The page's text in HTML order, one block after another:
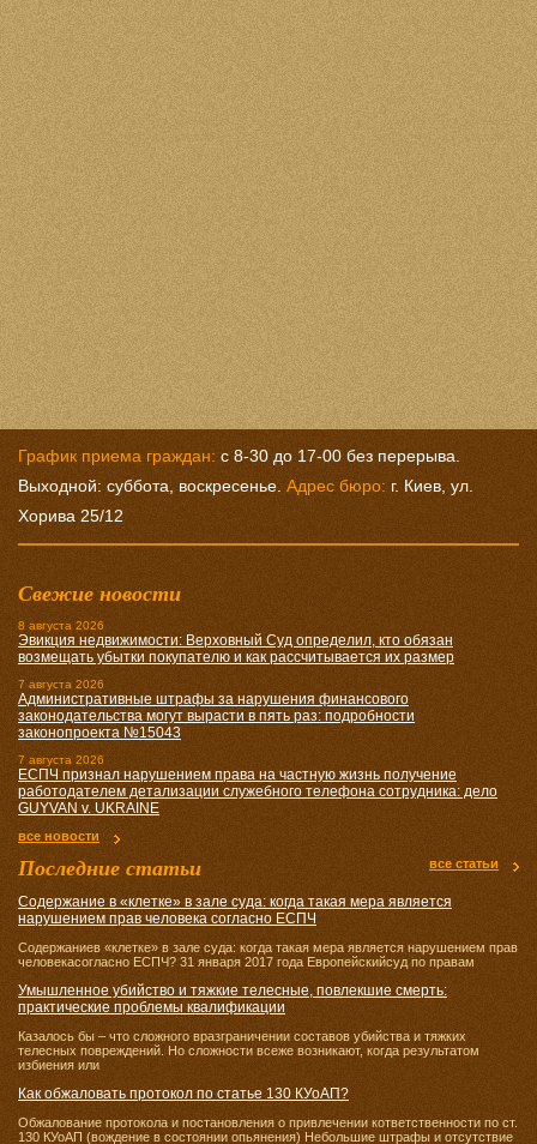
График приема граждан: с 8-30 до 17-00 без перерыва.
Выходной: суббота, воскресенье. Адрес бюро: г. Киев, ул.
Хорива 25/12
Свежие новости
8 августа 2026
Эвикция недвижимости: Верховный Суд определил, кто обязан
возмещать убытки покупателю и как рассчитывается их размер
7 августа 2026
Административные штрафы за нарушения финансового
законодательства могут вырасти в пять раз: подробности
законопроекта №15043
7 августа 2026
ЕСПЧ признал нарушением права на частную жизнь получение
работодателем детализации служебного телефона сотрудника: дело
GUYVAN v. UKRAINE
все новости
Последние статьи все статьи
Содержание в «клетке» в зале суда: когда такая мера является
нарушением прав человека согласно ЕСПЧ
Содержаниев «клетке» в зале суда: когда такая мера является нарушением прав
человекасогласно ЕСПЧ? 31 января 2017 года Европейскийсуд по правам
Умышленное убийство и тяжкие телесные, повлекшие смерть:
практические проблемы квалификации
Казалось бы – что сложного вразграничении составов убийства и тяжких
телесных повреждений. Но сложности всеже возникают, когда результатом
избиения или
Как обжаловать протокол по статье 130 КУоАП?
Обжалование протокола и постановления о привлечении кответственности по ст.
130 КУоАП (вождение в состоянии опьянения) Небольшие штрафы и отсутствие